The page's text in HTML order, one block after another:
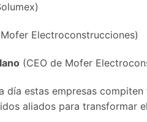
Electroconstrucciones)
(CEO de Mofer
día estas empresas
aliados para transformar